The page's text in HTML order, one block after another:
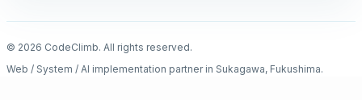
© 2026 CodeClimb. All rights reserved.
Web / System / AI implementation partner in Sukagawa, Fukushima.